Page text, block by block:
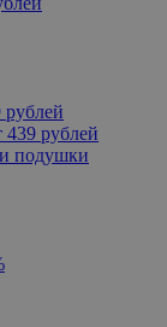
рублей
439 рублей
подушки